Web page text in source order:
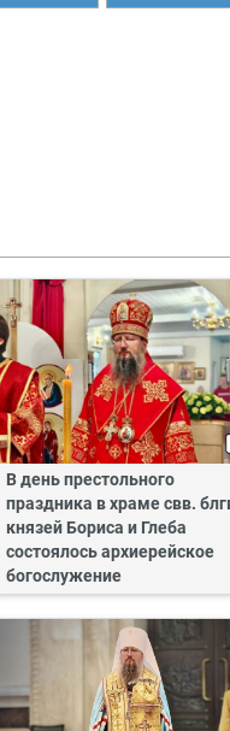
В день престольного
праздника в храме свв.
князей Бориса и Глеба
состоялось архиерейское
богослужение